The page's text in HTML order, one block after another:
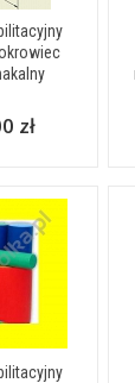
zł